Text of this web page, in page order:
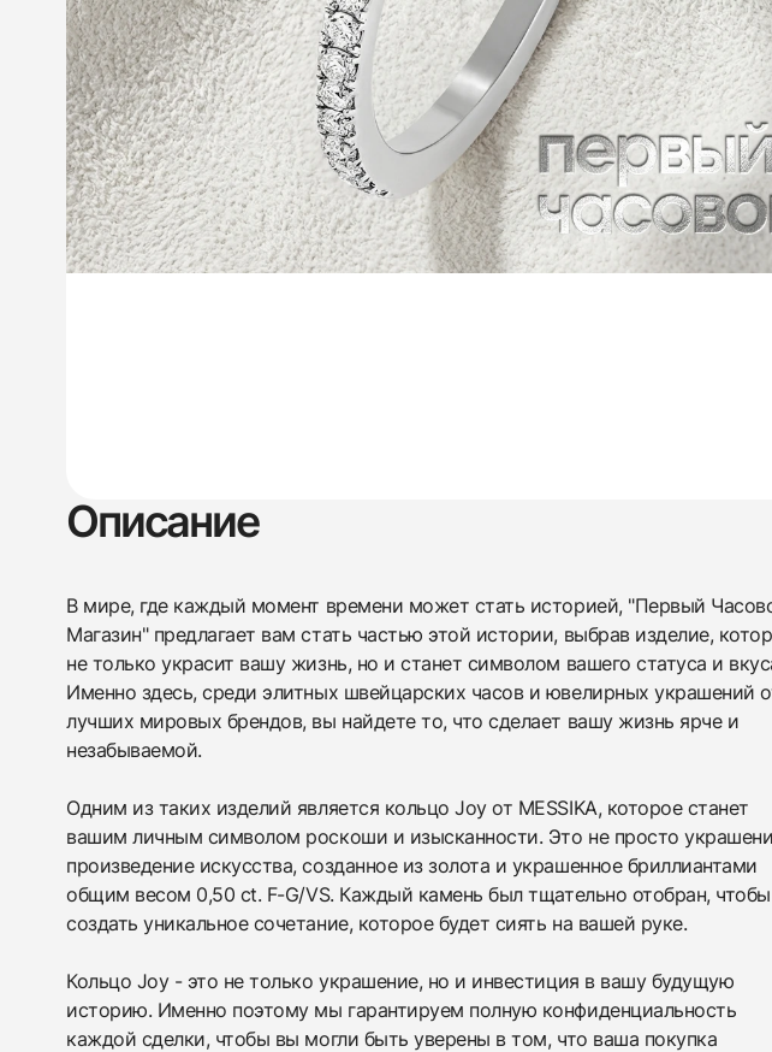
Описание
В мире, где каждый момент времени может стать историей, "Первый
Магазин" предлагает вам стать частью этой истории, выбрав изделие,
не только украсит вашу жизнь, но и станет символом вашего статуса и
Именно здесь, среди элитных швейцарских часов и ювелирных украшений
лучших мировых брендов, вы найдете то, что сделает вашу жизнь ярче и
незабываемой.
Одним из таких изделий является кольцо Joy от MESSIKA, которое станет
вашим личным символом роскоши и изысканности. Это не просто
произведение искусства, созданное из золота и украшенное бриллиантами
общим весом 0,50 ct. F-G/VS. Каждый камень был тщательно отобран, чтобы
создать уникальное сочетание, которое будет сиять на вашей руке.
Кольцо Joy - это не только украшение, но и инвестиция в вашу будущую
историю. Именно поэтому мы гарантируем полную конфиденциальность
каждой сделки, чтобы вы могли быть уверены в том, что ваша покупка
Заказать эти
Оставьте ваши
вами
Кольцо Joy
Новые
$4,150
Трейд-ин
Оставьте ваши
вами
Messika
$4,150